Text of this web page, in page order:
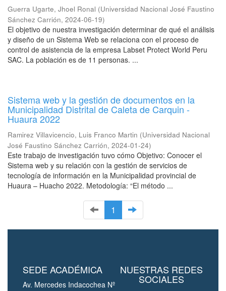
Guerra Ugarte, Jhoel Ronal (Universidad Nacional José Faustino
Sánchez Carrión, 2024-06-19)
El objetivo de nuestra investigación determinar de qué el análisis
y diseño de un Sistema Web se relaciona con el proceso de
control de asistencia de la empresa Labset Protect World Peru
SAC. La población es de 11 personas. ...
Sistema web y la gestión de documentos en la
Municipalidad Distrital de Caleta de Carquin -
Huaura 2022
Ramirez Villavicencio, Luis Franco Martin (Universidad Nacional
José Faustino Sánchez Carrión, 2024-01-24)
Este trabajo de investigación tuvo cómo Objetivo: Conocer el
Sistema web y su relación con la gestión de servicios de
tecnología de información en la Municipalidad provincial de
Huaura – Huacho 2022. Metodología: “El método ...
1
SEDE ACADÉMICA
Av. Mercedes Indacochea Nº
NUESTRAS REDES
SOCIALES